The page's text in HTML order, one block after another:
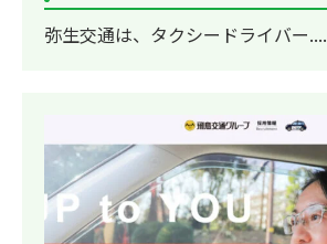
弥生交通は、タクシードライバー....